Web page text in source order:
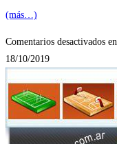
(más…)
Comentarios desactivados
18/10/2019